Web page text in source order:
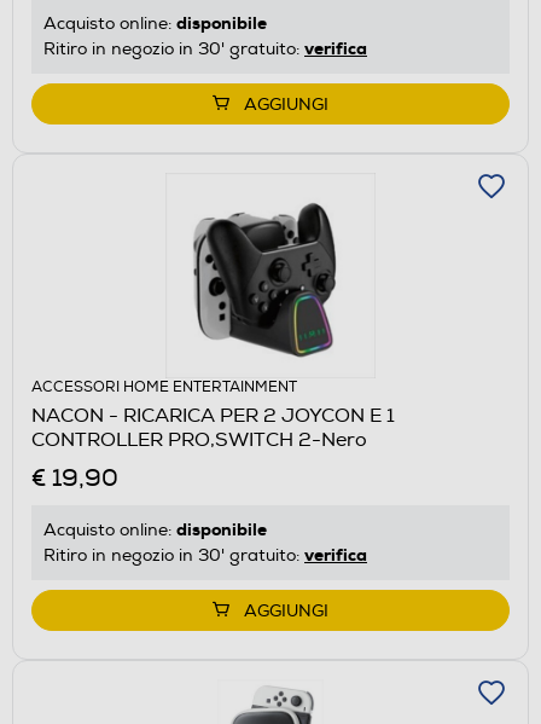
Acquisto online: disponibile
Ritiro in negozio in 30' gratuito: verifica
AGGIUNGI
ACCESSORI HOME ENTERTAINMENT
NACON - RICARICA PER 2 JOYCON E 1
CONTROLLER PRO,SWITCH 2-Nero
€ 19,90
Acquisto online: disponibile
Ritiro in negozio in 30' gratuito: verifica
AGGIUNGI